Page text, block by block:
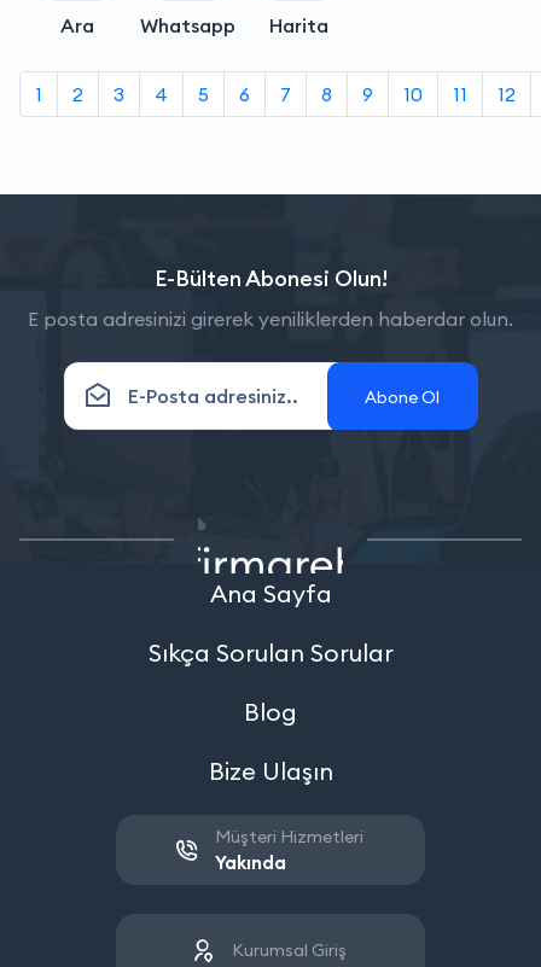
Ara Whatsapp Harita
1 2 3 4 5 6 7 8 9 10 11 12
E-Bülten Abonesi Olun!
E posta adresinizi girerek yeniliklerden haberdar olun.
Abone Ol
Ana Sayfa
Sıkça Sorulan Sorular
Blog
Bize Ulaşın
Müşteri Hizmetleri
Yakında
Kurumsal Giriş